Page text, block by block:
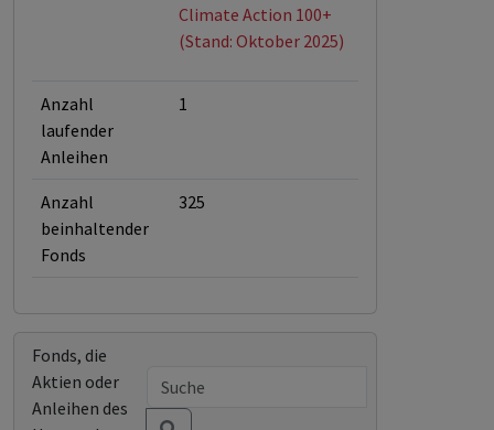
Climate Action 100+
(Stand: Oktober 2025)
Anzahl
laufender
Anleihen
1
Anzahl
beinhaltender
Fonds
325
Fonds, die
Aktien oder
Anleihen des